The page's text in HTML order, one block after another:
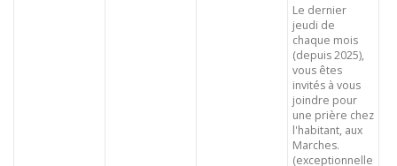
Le dernier
jeudi de
chaque mois
(depuis 2025),
vous êtes
invités à vous
joindre pour
une prière chez
l'habitant, aux
Marches.
(exceptionnelle